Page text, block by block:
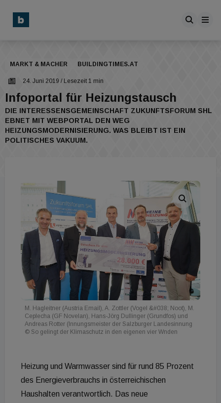
MARKT & MACHER BUILDINGTIMES.AT
24. Juni 2019 / Lesezeit 1 min
Infoportal für Heizungstausch
DIE INTERESSENSGEMEINSCHAFT ZUKUNFTSFORUM SHL
EBNET MIT WEBPORTAL DEN WEG
HEIZUNGSMODERNISIERUNG. WAS BLEIBT IST EIN
POLITISCHES VAKUUM.
M. Hagleitner (Austria Email), A. Zottler (Vogel &#038; Noot), M.
Ceplecha (GF Novelan), Hans-Jörg Dullinger (Grundfos) und
Andreas Rotter (Innungsmeister der Salzburger Landesinnung
© So gelingt der Klimaschutz in den eigenen vier Wnden
Heizung und Warmwasser sind für rund 85 Prozent
des Energieverbrauchs in österreichischen
Haushalten verantwortlich. Das neue